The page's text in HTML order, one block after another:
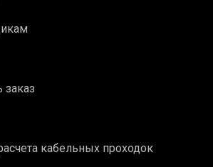
кабельных проходок